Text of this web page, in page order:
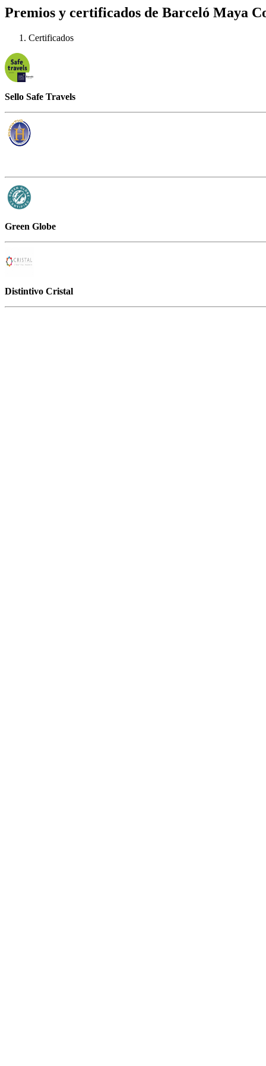
Premios y certificados de Barceló Maya
Certificados
Sello Safe Travels
Green Globe
Distintivo Cristal